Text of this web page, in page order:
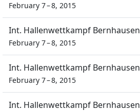
February 7 – 8, 2015
Int. Hallenwettkampf Bernhausen
February 7 – 8, 2015
Int. Hallenwettkampf Bernhausen
February 7 – 8, 2015
Int. Hallenwettkampf Bernhausen